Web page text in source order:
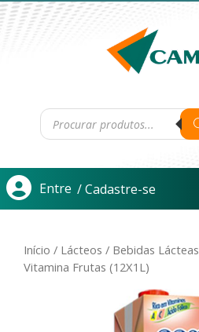
Entre / Cadastre-se
Início / Lácteos / Bebidas Lácteas
Vitamina Frutas (12X1L)